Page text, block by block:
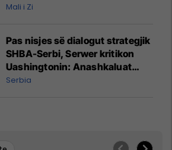
Mali i Zi
Pas nisjes së dialogut strategjik
SHBA-Serbi, Serwer kritikon
Uashingtonin: Anashkaluat
Banjskën, sulmin ndaj KFOR-it
Serbia